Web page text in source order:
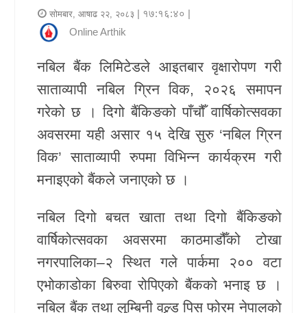
राजनीति
भिडियो
सूचना
प्रविधि
स्वास्थ्य
सोमबार, आषाढ २२, २०८३ | १७:१६:४० |
Online Arthik
नबिल बैंक लिमिटेडले आइतबार वृक्षारोपण गरी
साताव्यापी नबिल ग्रिन विक, २०२६ समापन
गरेको छ । दिगो बैंकिङको पाँचौँ वार्षिकोत्सवका
अवसरमा यही असार १५ देखि सुरु ‘नबिल ग्रिन
विक’ साताव्यापी रुपमा विभिन्न कार्यक्रम गरी
मनाइएको बैंकले जनाएको छ ।
नबिल दिगो बचत खाता तथा दिगो बैंकिङको
वार्षिकोत्सवका अवसरमा काठमाडौँको टोखा
नगरपालिका–२ स्थित गले पार्कमा २०० वटा
एभोकाडोका बिरुवा रोपिएको बैंकको भनाइ छ ।
नबिल बैंक तथा लुम्बिनी वल्र्ड पिस फोरम नेपालको